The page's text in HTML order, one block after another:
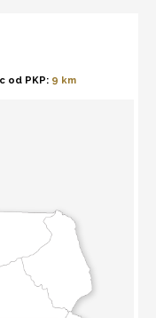
od PKP: 9 km